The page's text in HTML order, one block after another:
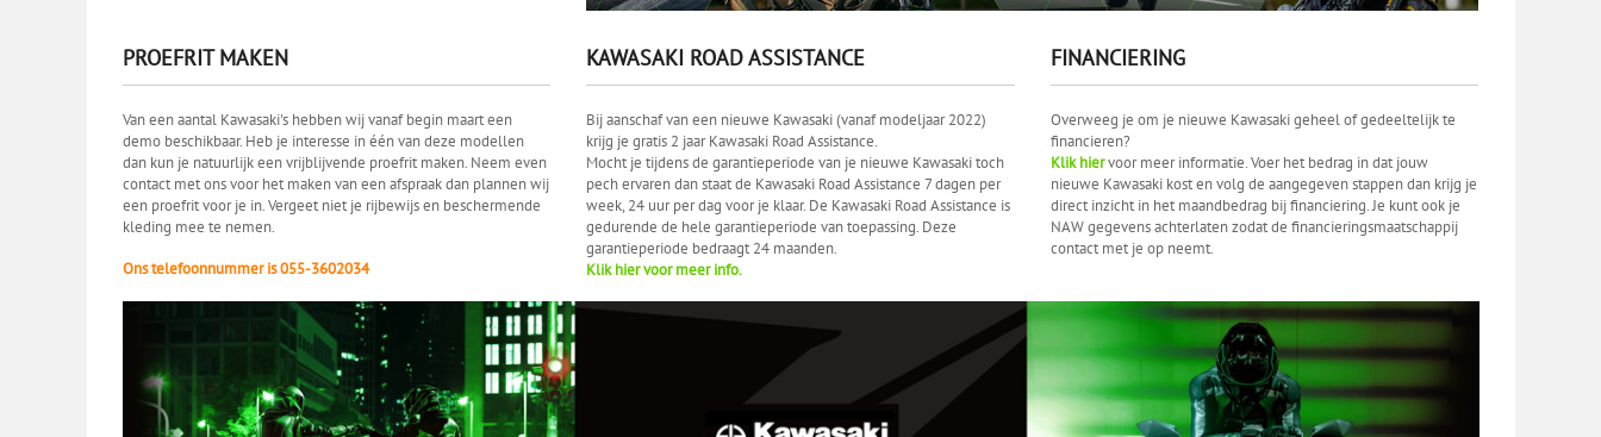
PROEFRIT MAKEN
Van een aantal Kawasaki's hebben wij vanaf begin maart een
demo beschikbaar. Heb je interesse in één van deze modellen
dan kun je natuurlijk een vrijblijvende proefrit maken. Neem even
contact met ons voor het maken van een afspraak dan plannen wij
een proefrit voor je in. Vergeet niet je rijbewijs en beschermende
kleding mee te nemen.
Ons telefoonnummer is 055-3602034
KAWASAKI ROAD ASSISTANCE
Bij aanschaf van een nieuwe Kawasaki (vanaf modeljaar 2022)
krijg je gratis 2 jaar Kawasaki Road Assistance.
Mocht je tijdens de garantieperiode van je nieuwe Kawasaki toch
pech ervaren dan staat de Kawasaki Road Assistance 7 dagen per
week, 24 uur per dag voor je klaar. De Kawasaki Road Assistance is
gedurende de hele garantieperiode van toepassing. Deze
garantieperiode bedraagt 24 maanden.
Klik hier voor meer info.
FINANCIERING
Overweeg je om je nieuwe Kawasaki geheel of gedeeltelijk te
financieren?
Klik hiervoor meer informatie. Voer het bedrag in dat jouw
nieuwe Kawasaki kost en volg de aangegeven stappen dan krijg je
direct inzicht in het maandbedrag bij financiering. Je kunt ook je
NAW gegevens achterlaten zodat de financieringsmaatschappij
contact met je op neemt.